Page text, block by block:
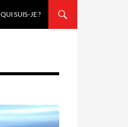
QUI SUIS-JE ?